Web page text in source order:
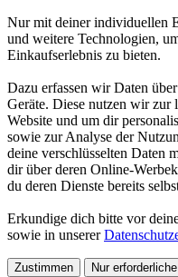
Nur mit deiner individuellen
und weitere Technologien,
Einkaufserlebnis zu bieten.
Dazu erfassen wir Daten
Geräte. Diese nutzen wir zur
Website und um dir
sowie zur Analyse der
deine verschlüsselten Daten
dir über deren Online-
du deren Dienste bereits
Erkundige dich bitte vor
sowie in unserer
Zustimmen Nur erforderliche